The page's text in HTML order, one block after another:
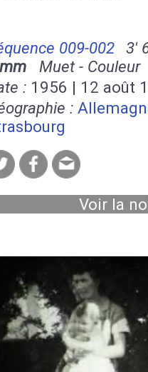
009-002
3'
Muet - Couleur
: 1956 | 12 août
:
Voir la